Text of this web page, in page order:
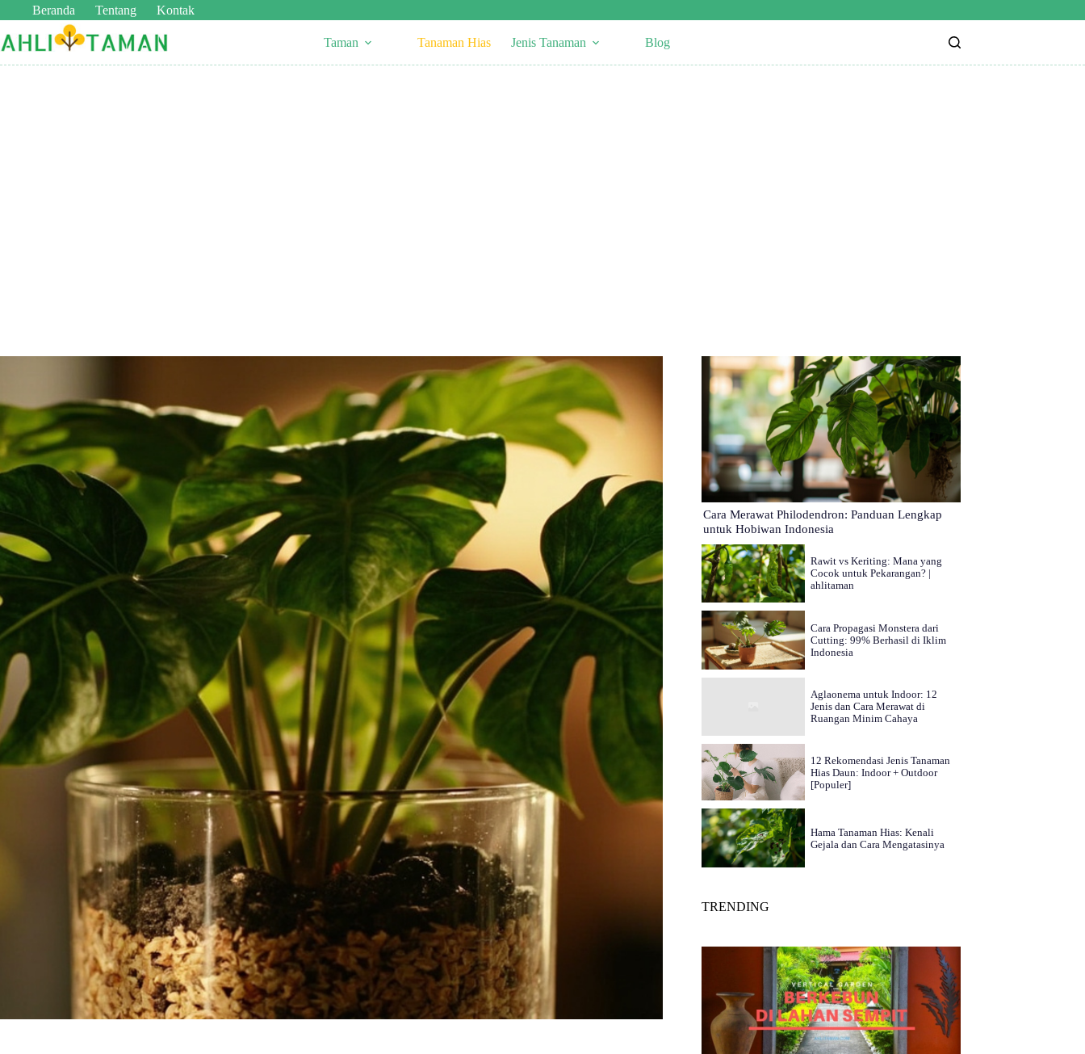
Beranda Tentang Kontak
Taman Tanaman Hias Jenis Tanaman Blog
Cara Merawat Philodendron: Panduan Lengkap
untuk Hobiwan Indonesia
Rawit vs Keriting: Mana yang
Cocok untuk Pekarangan? |
ahlitaman
Cara Propagasi Monstera dari
Cutting: 99% Berhasil di Iklim
Indonesia
Aglaonema untuk Indoor: 12
Jenis dan Cara Merawat di
Ruangan Minim Cahaya
12 Rekomendasi Jenis Tanaman
Hias Daun: Indoor + Outdoor
[Populer]
Hama Tanaman Hias: Kenali
Gejala dan Cara Mengatasinya
TRENDING